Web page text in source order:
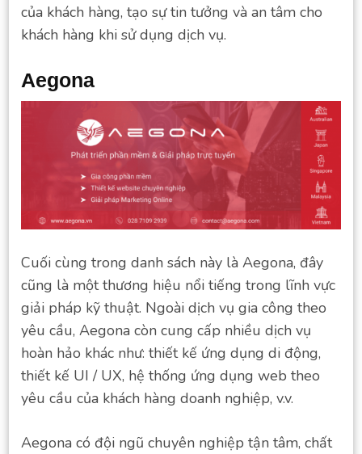
của khách hàng, tạo sự tin tưởng và an tâm cho
khách hàng khi sử dụng dịch vụ.
Aegona
Cuối cùng trong danh sách này là Aegona, đây
cũng là một thương hiệu nổi tiếng trong lĩnh vực
giải pháp kỹ thuật. Ngoài dịch vụ gia công theo
yêu cầu, Aegona còn cung cấp nhiều dịch vụ
hoàn hảo khác như: thiết kế ứng dụng di động,
thiết kế UI / UX, hệ thống ứng dụng web theo
yêu cầu của khách hàng doanh nghiệp, v.v.
Aegona có đội ngũ chuyên nghiệp tận tâm, chất